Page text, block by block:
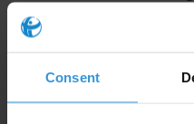
Consent
Documento “Designación de
El Salvador. Aportes para un
Sitio web de TPA:
http://